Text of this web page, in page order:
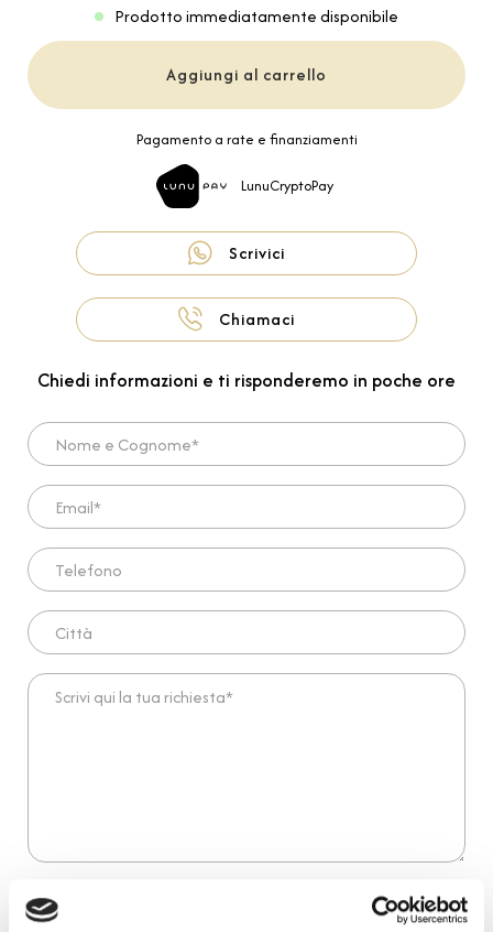
Prodotto immediatamente disponibile
Aggiungi al carrello
Pagamento a rate e finanziamenti
LunuCryptoPay
Scrivici
Chiamaci
Chiedi informazioni e ti risponderemo in poche ore
Nome e Cognome*
Email*
Telefono
Città
Scrivi qui la tua richiesta*
Desidero iscrivermi alla newsletter e
autorizzo al trattamento dei miei dati personali.